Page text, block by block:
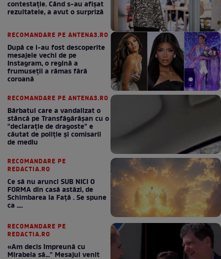
contestație. Când s-au afișat
rezultatele, a avut o surpriză
RECOMANDARE PE ANTENA3.RO
După ce i-au fost descoperite
mesajele vechi de pe
Instagram, o regină a
frumuseții a rămas fără
coroană
RECOMANDARE PE ANTENA3.RO
Bărbatul care a vandalizat o
stâncă pe Transfăgărășan cu o
"declaraţie de dragoste" e
căutat de poliție și comisarii
de mediu
RECOMANDARE PE
REDACTIA.RO
Ce să nu arunci SUB NICI O
FORMA din casă astăzi, de
Schimbarea la Față . Se spune
ca ....
RECOMANDARE PE
REDACTIA.RO
«Am decis împreună cu
Mirabela să..." Mesajul venit